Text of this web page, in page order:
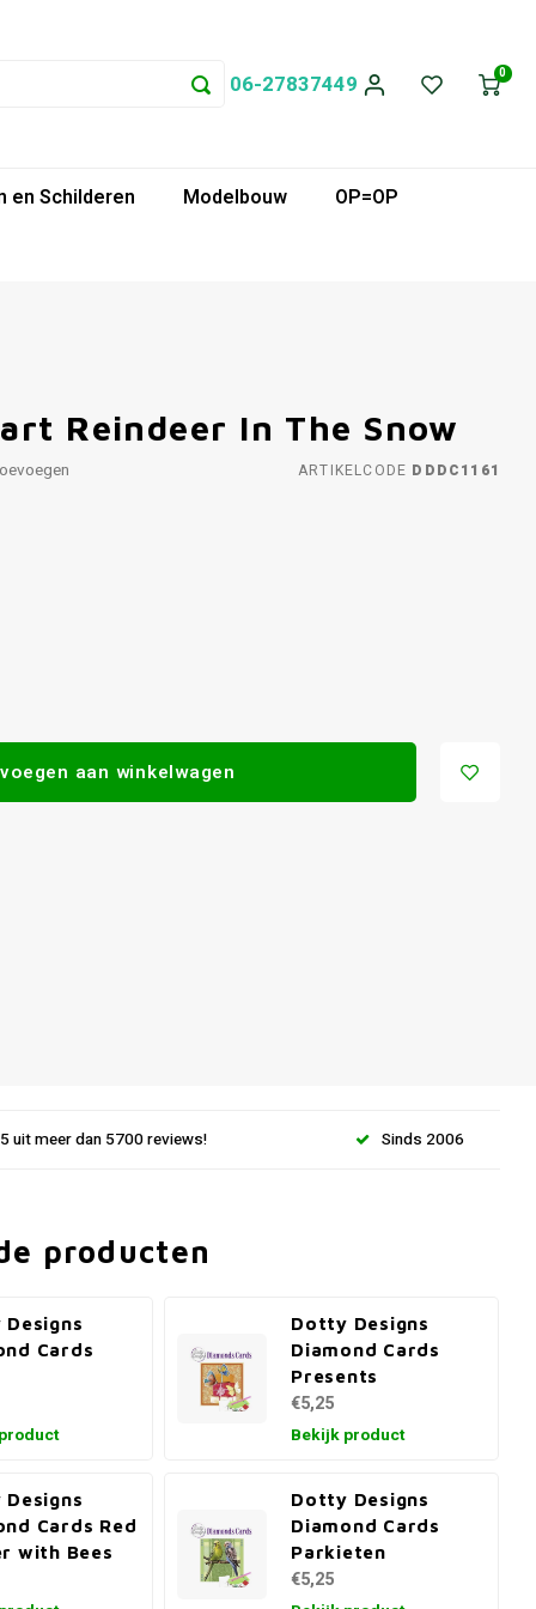
06-27837449 0
en Schilderen Modelbouw
OP=OP
Reindeer In The Snow
ARTIKELCODE DDDC1161
aan winkelwagen
uit meer dan 5700 reviews! Sinds 2006
producten
Cards
Dotty Designs
Diamond Cards
Presents
€5,25
Bekijk product
Cards Red
with Bees
Dotty Designs
Diamond Cards
Parkieten
€5,25